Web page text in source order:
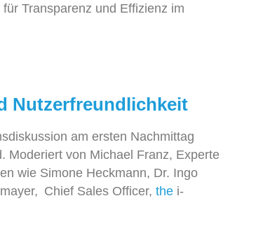
Transparenz und Effizienz im
Nutzerfreundlichkeit
am ersten Nachmittag
Moderiert von Michael Franz, Experte
wie Simone Heckmann, Dr. Ingo
, Chief Sales Officer, the i-